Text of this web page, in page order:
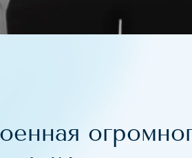
макияж
второго подбородка
век